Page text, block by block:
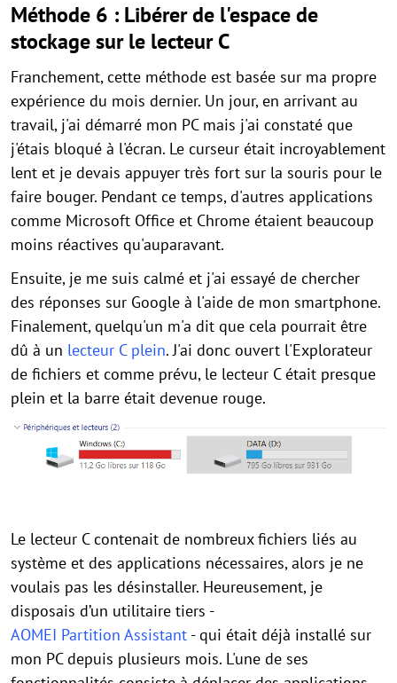
Méthode 6 : Libérer de l'espace de
stockage sur le lecteur C
Franchement, cette méthode est basée sur ma propre
expérience du mois dernier. Un jour, en arrivant au
travail, j'ai démarré mon PC mais j'ai constaté que
j'étais bloqué à l'écran. Le curseur était incroyablement
lent et je devais appuyer très fort sur la souris pour le
faire bouger. Pendant ce temps, d'autres applications
comme Microsoft Office et Chrome étaient beaucoup
moins réactives qu'auparavant.
Ensuite, je me suis calmé et j'ai essayé de chercher
des réponses sur Google à l'aide de mon smartphone.
Finalement, quelqu'un m'a dit que cela pourrait être
dû à un lecteur C plein. J'ai donc ouvert l'Explorateur
de fichiers et comme prévu, le lecteur C était presque
plein et la barre était devenue rouge.
Le lecteur C contenait de nombreux fichiers liés au
système et des applications nécessaires, alors je ne
voulais pas les désinstaller. Heureusement, je
disposais d’un utilitaire tiers -
AOMEI Partition Assistant - qui était déjà installé sur
mon PC depuis plusieurs mois. L'une de ses